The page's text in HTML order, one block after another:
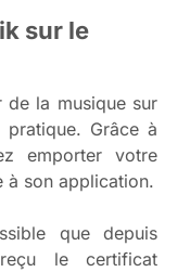
sur le
de la musique sur
pratique. Grâce à
emporter votre
à son application.
que depuis
le certificat